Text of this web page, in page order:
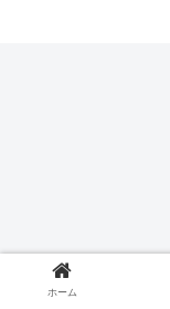
ホーム